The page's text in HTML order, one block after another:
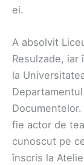
ei.
A absolvit
Resulzade,
la
fie actor de
cunoscut pe
înscris la